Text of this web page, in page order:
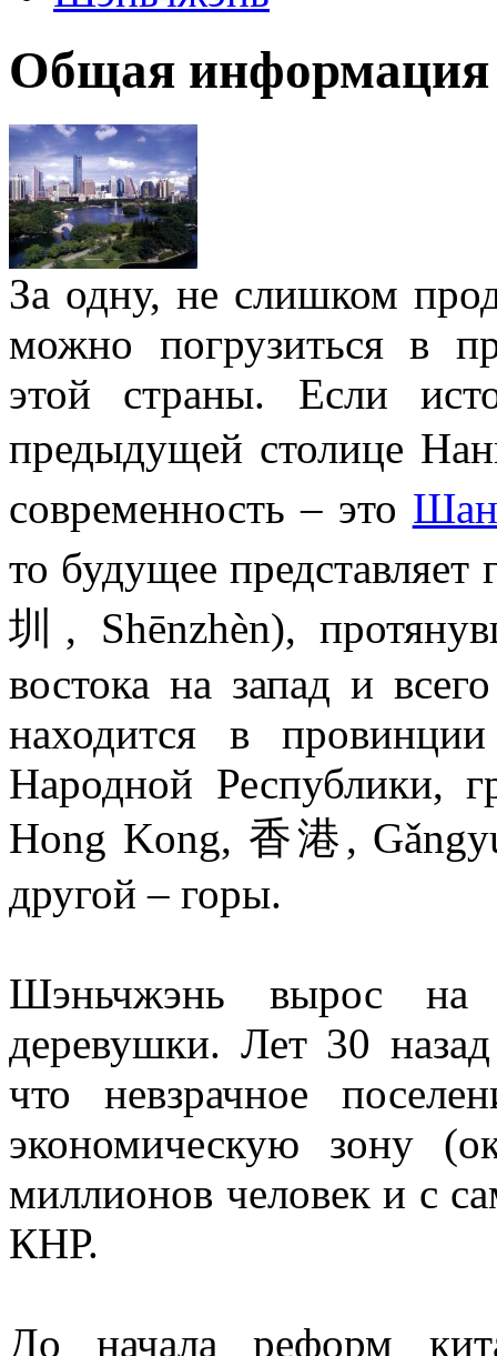
Общая
За одну, не слишком
можно погрузиться в
этой страны. Если
предыдущей столице
современность – это
то будущее
圳, Shēnzhèn),
востока на запад и
находится в
Народной Республики,
Hong Kong, 香港,
другой – горы.
Шэньчжэнь вырос на
деревушки. Лет 30
что невзрачное
экономическую зону
миллионов человек и с
КНР.
До начала реформ